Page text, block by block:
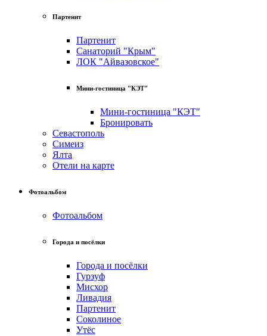
Партенит
Партенит
Санаторий "Крым"
ЛОК "Айвазовское"
Мини-гостиница "КЭТ"
Мини-гостиница "КЭТ"
Бронировать
Севастополь
Симеиз
Ялта
Отели на карте
Фотоальбом
Фотоальбом
Города и посёлки
Города и посёлки
Гурзуф
Мисхор
Ливадия
Партенит
Соколиное
Утёс